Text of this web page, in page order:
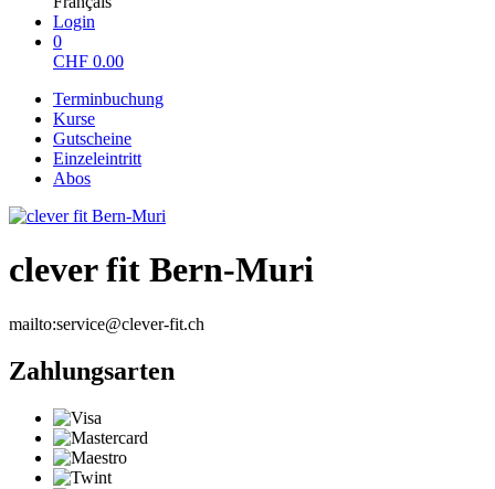
Login
0
CHF 0.00
Terminbuchung
Kurse
Gutscheine
Einzeleintritt
Abos
clever fit Bern-Muri
mailto:service@clever-fit.ch
Zahlungsarten